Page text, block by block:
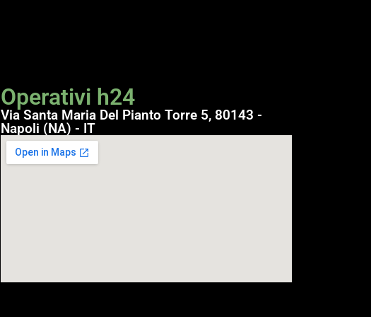
Operativi h24
Via Santa Maria Del Pianto Torre 5, 80143 -
Napoli (NA) - IT